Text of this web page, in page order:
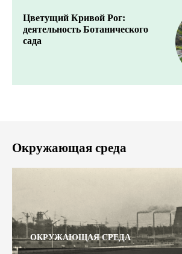
Цветущий Кривой Рог:
деятельность Ботанического
сада
Окружающая среда
ОКРУЖАЮЩАЯ СРЕДА